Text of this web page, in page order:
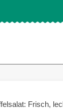
Frisch,